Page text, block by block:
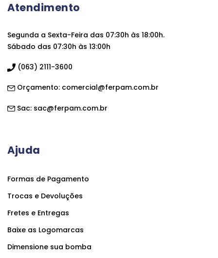
Atendimento
Segunda a Sexta-Feira das 07:30h às 18:00h.
Sábado das 07:30h às 13:00h
(063) 2111-3600
Orçamento: comercial@ferpam.com.br
Sac: sac@ferpam.com.br
Ajuda
Formas de Pagamento
Trocas e Devoluções
Fretes e Entregas
Baixe as Logomarcas
Dimensione sua bomba